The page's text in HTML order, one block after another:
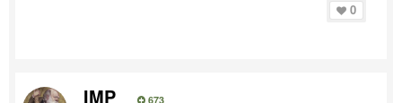
0
IMP 673